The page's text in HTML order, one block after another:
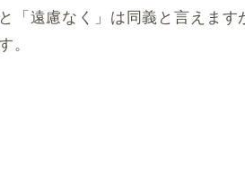
「遠慮なく」は同義と言えま
。